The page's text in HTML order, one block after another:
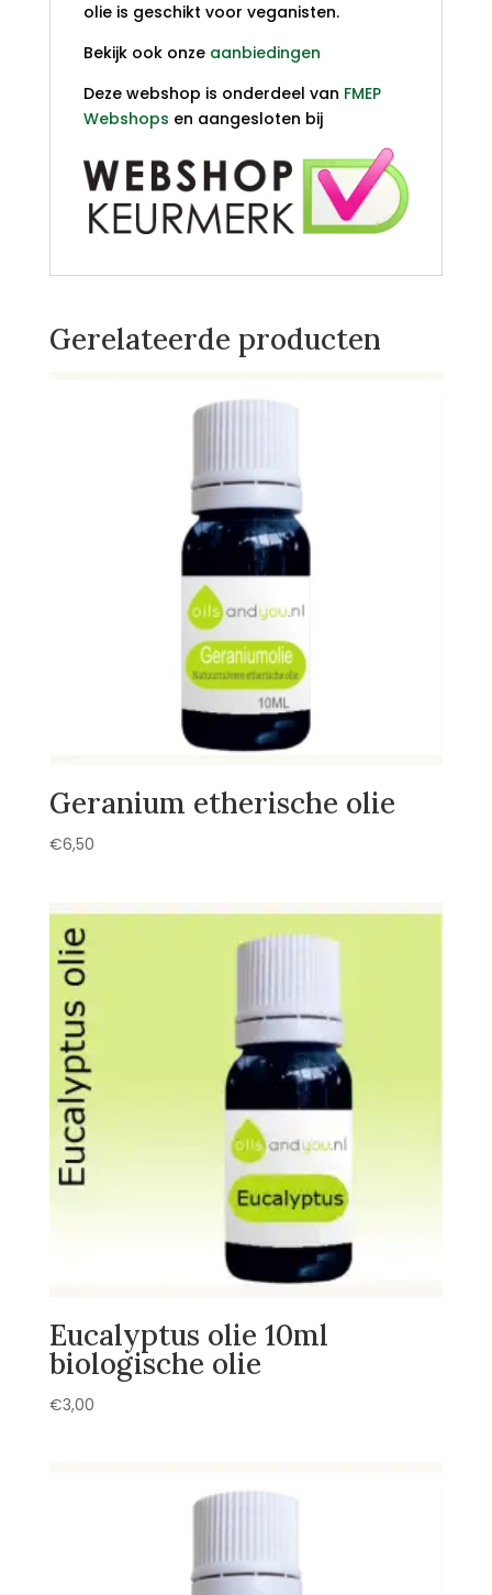
olie is geschikt voor veganisten.
Bekijk ook onze aanbiedingen
Deze webshop is onderdeel van FMEP
Webshops en aangesloten bij
Gerelateerde producten
Geranium etherische olie
€6,50
Eucalyptus olie 10ml
biologische olie
€3,00